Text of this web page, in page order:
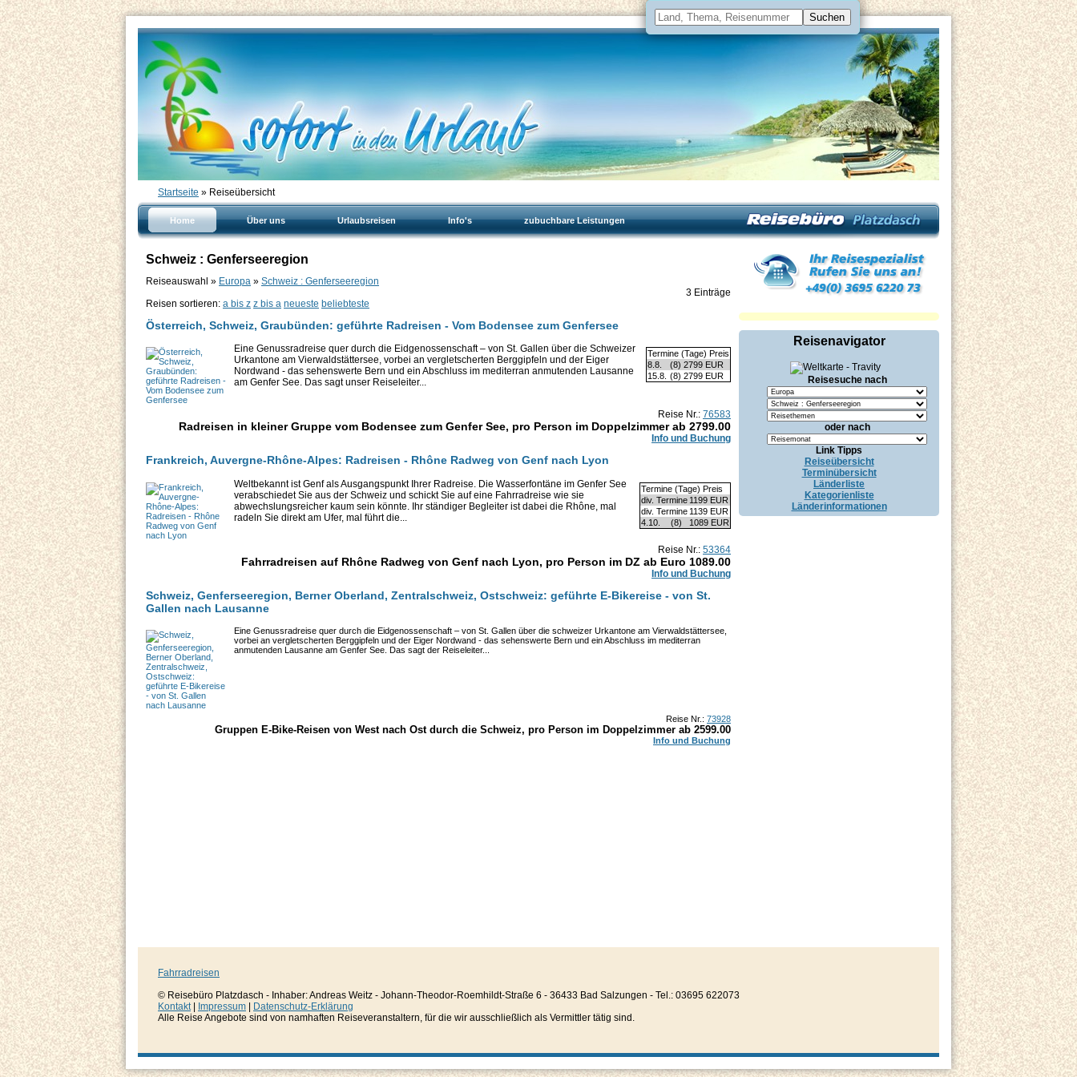
Startseite » Reiseübersicht
Home Über uns Urlaubsreisen Info's zubuchbare Leistungen
Schweiz : Genferseeregion
Reiseauswahl » Europa » Schweiz : Genferseeregion
3 Einträge
Reisen sortieren: a bis z z bis a neueste beliebteste
Österreich, Schweiz, Graubünden: geführte Radreisen - Vom Bodensee zum Genfersee
Termine (Tage) Preis
8.8.
(8) 2799 EUR
15.8. (8) 2799 EUR
Eine Genussradreise quer durch die Eidgenossenschaft – von St. Gallen über die Schweizer
Urkantone am Vierwaldstättersee, vorbei an vergletscherten Berggipfeln und der Eiger
Nordwand - das sehenswerte Bern und ein Abschluss im mediterran anmutenden Lausanne
am Genfer See. Das sagt unser Reiseleiter...
Reise Nr.: 76583
Radreisen in kleiner Gruppe vom Bodensee zum Genfer See, pro Person im Doppelzimmer ab 2799.00
Info und Buchung
Frankreich, Auvergne-Rhône-Alpes: Radreisen - Rhône Radweg von Genf nach Lyon
Termine (Tage) Preis
div. Termine 1199 EUR
div. Termine 1139 EUR
4.10.
(8) 1089 EUR
Weltbekannt ist Genf als Ausgangspunkt Ihrer Radreise. Die Wasserfontäne im Genfer See
verabschiedet Sie aus der Schweiz und schickt Sie auf eine Fahrradreise wie sie
abwechslungsreicher kaum sein könnte. Ihr ständiger Begleiter ist dabei die Rhône, mal
radeln Sie direkt am Ufer, mal führt die...
Reise Nr.: 53364
Fahrradreisen auf Rhône Radweg von Genf nach Lyon, pro Person im DZ ab Euro 1089.00
Info und Buchung
Schweiz, Genferseeregion, Berner Oberland, Zentralschweiz, Ostschweiz: geführte E-Bikereise - von St.
Gallen nach Lausanne
Eine Genussradreise quer durch die Eidgenossenschaft – von St. Gallen über die schweizer Urkantone am Vierwaldstättersee,
vorbei an vergletscherten Berggipfeln und der Eiger Nordwand - das sehenswerte Bern und ein Abschluss im mediterran
anmutenden Lausanne am Genfer See. Das sagt der Reiseleiter...
Reise Nr.: 73928
Gruppen E-Bike-Reisen von West nach Ost durch die Schweiz, pro Person im Doppelzimmer ab 2599.00
Info und Buchung
Reisenavigator
Reisesuche nach
oder nach
Link Tipps
Reiseübersicht
Terminübersicht
Länderliste
Kategorienliste
Länderinformationen
Fahrradreisen
© Reisebüro Platzdasch - Inhaber: Andreas Weitz - Johann-Theodor-Roemhildt-Straße 6 - 36433 Bad Salzungen - Tel.: 03695 622073
Kontakt| Impressum
Datenschutz-Erklärung
Alle Reise Angebote sind von namhaften Reiseveranstaltern, für die wir ausschließlich als Vermittler tätig sind.